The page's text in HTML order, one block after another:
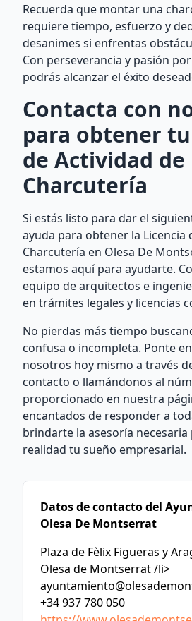
Recuerda que montar una
requiere tiempo, esfuerzo y
desanimes si enfrentas
Con perseverancia y pasión
podrás alcanzar el éxito
Contacta con
para obtener
de Actividad de
Charcutería
Si estás listo para dar el
ayuda para obtener la Licencia
Charcutería en Olesa De
estamos aquí para ayudarte.
equipo de arquitectos e
en trámites legales y licencias
No pierdas más tiempo
confusa o incompleta. Ponte
nosotros hoy mismo a través
contacto o llamándonos al
proporcionado en nuestra
encantados de responder a
brindarte la asesoría necesaria
realidad tu sueño empresarial.
Datos de contacto del
Olesa De Montserrat
Plaza de Fèlix Figueras y
Olesa de Montserrat /li>
+34 937 780 050